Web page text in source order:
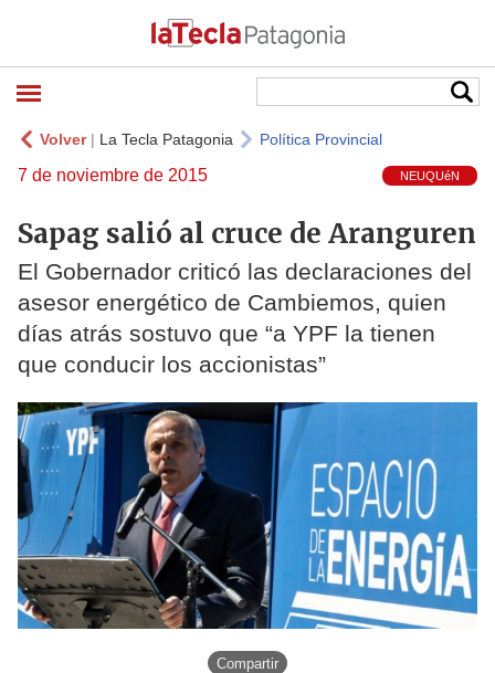
Volver| La Tecla Patagonia Política Provincial
7 de noviembre de 2015 NEUQUéN
Sapag salió al cruce de Aranguren
El Gobernador criticó las declaraciones del
asesor energético de Cambiemos, quien
días atrás sostuvo que “a YPF la tienen
que conducir los accionistas”
Compartir